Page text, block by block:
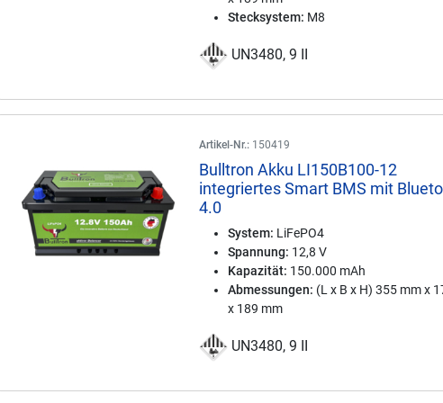
Stecksystem: M8
UN3480, 9 II
Artikel-Nr.: 150419
Bulltron Akku LI150B100-12
integriertes Smart BMS mit
4.0
System: LiFePO4
Spannung: 12,8 V
Kapazität: 150.000 mAh
Abmessungen: (L x B x H) 355 mm x
x 189 mm
UN3480, 9 II